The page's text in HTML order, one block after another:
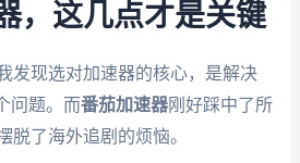
，这几点才是关键
发现选对加速器的核心，是解决
问题。而番茄加速器刚好踩中了所
脱了海外追剧的烦恼。